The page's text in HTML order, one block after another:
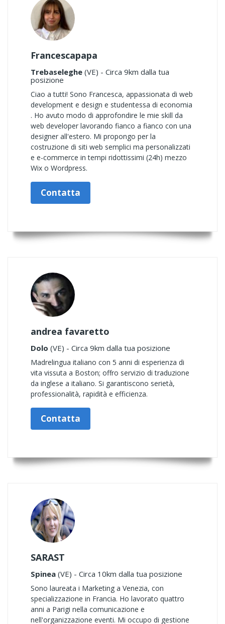
Francescapapa
Trebaseleghe (VE) - Circa 9km dalla tua
posizione
Ciao a tutti! Sono Francesca, appassionata di web
development e design e studentessa di economia
. Ho avuto modo di approfondire le mie skill da
web developer lavorando fianco a fianco con una
designer all'estero. Mi propongo per la
costruzione di siti web semplici ma personalizzati
e e-commerce in tempi ridottissimi (24h) mezzo
Wix o Wordpress.
Contatta
andrea favaretto
Dolo (VE) - Circa 9km dalla tua posizione
Madrelingua italiano con 5 anni di esperienza di
vita vissuta a Boston; offro servizio di traduzione
da inglese a italiano. Si garantiscono serietà,
professionalità, rapidità e efficienza.
Contatta
SARAST
Spinea (VE) - Circa 10km dalla tua posizione
Sono laureata i Marketing a Venezia, con
specializzazione in Francia. Ho lavorato quattro
anni a Parigi nella comunicazione e
nell'organizzazione eventi. Mi occupo di gestione